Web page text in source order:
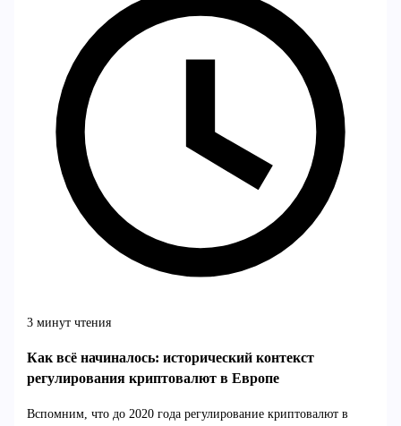
3 минут чтения
Как всё начиналось: исторический контекст
регулирования криптовалют в Европе
Вспомним, что до 2020 года регулирование криптовалют в